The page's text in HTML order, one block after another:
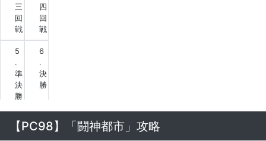
三
回
戦
四
回
戦
5
.
準
決
勝
6
.
決
勝
7
.【PC98】「闘神都市」攻略